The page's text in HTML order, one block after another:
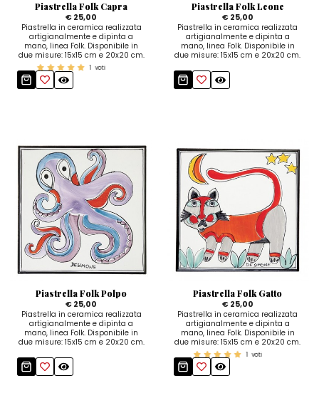
Piastrella Folk Capra
€ 25,00
Piastrella in ceramica realizzata
artigianalmente e dipinta a
mano, linea Folk. Disponibile in
due misure: 15x15 cm e 20x20 cm.
1 voti
Piastrella Folk Leone
€ 25,00
Piastrella in ceramica realizzata
artigianalmente e dipinta a
mano, linea Folk. Disponibile in
due misure: 15x15 cm e 20x20 cm.
Piastrella Folk Polpo
€ 25,00
Piastrella in ceramica realizzata
artigianalmente e dipinta a
mano, linea Folk. Disponibile in
due misure: 15x15 cm e 20x20 cm.
Piastrella Folk Gatto
€ 25,00
Piastrella in ceramica realizzata
artigianalmente e dipinta a
mano, linea Folk. Disponibile in
due misure: 15x15 cm e 20x20 cm.
1 voti